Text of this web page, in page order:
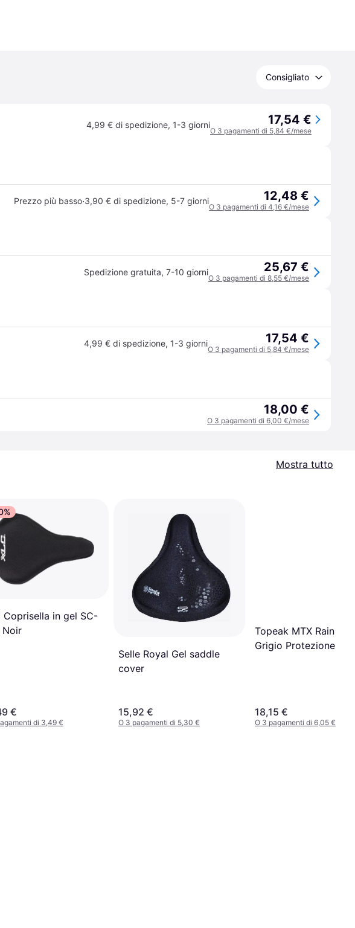
Consigliato
4,99 € di spedizione, 1-3 giorni 17,54 €
O 3 pagamenti di 5,84 €/mese
Prezzo più basso·3,90 € di spedizione, 5-7 giorni 12,48 €
O 3 pagamenti di 4,16 €/mese
Spedizione gratuita, 7-10 giorni 25,67 €
O 3 pagamenti di 8,55 €/mese
4,99 € di spedizione, 1-3 giorni 17,54 €
O 3 pagamenti di 5,84 €/mese
18,00 €
O 3 pagamenti di 6,00 €/mese
Mostra tutto
Coprisella in gel SC-
Noir
€
di 3,49 €
Selle Royal Gel saddle
cover
15,92 €
O 3 pagamenti di 5,30 €
Topeak MTX Rain
Grigio Protezione
18,15 €
O 3 pagamenti di 6,05 €